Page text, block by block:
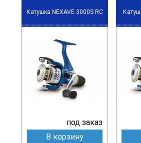
Катушка NEXAVE 3000S RC
под заказ
В корзину